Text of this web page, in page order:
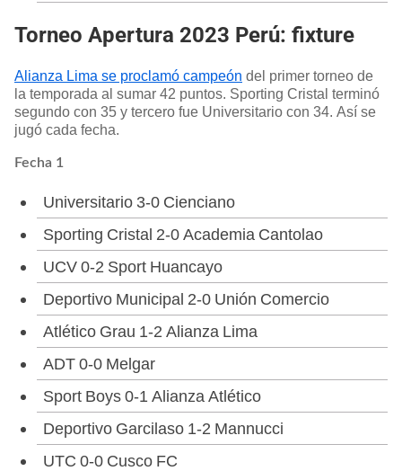
Torneo Apertura 2023 Perú: fixture
Alianza Lima se proclamó campeón del primer torneo de
la temporada al sumar 42 puntos. Sporting Cristal terminó
segundo con 35 y tercero fue Universitario con 34. Así se
jugó cada fecha.
Fecha 1
Universitario 3-0 Cienciano
Sporting Cristal 2-0 Academia Cantolao
UCV 0-2 Sport Huancayo
Deportivo Municipal 2-0 Unión Comercio
Atlético Grau 1-2 Alianza Lima
ADT 0-0 Melgar
Sport Boys 0-1 Alianza Atlético
Deportivo Garcilaso 1-2 Mannucci
UTC 0-0 Cusco FC